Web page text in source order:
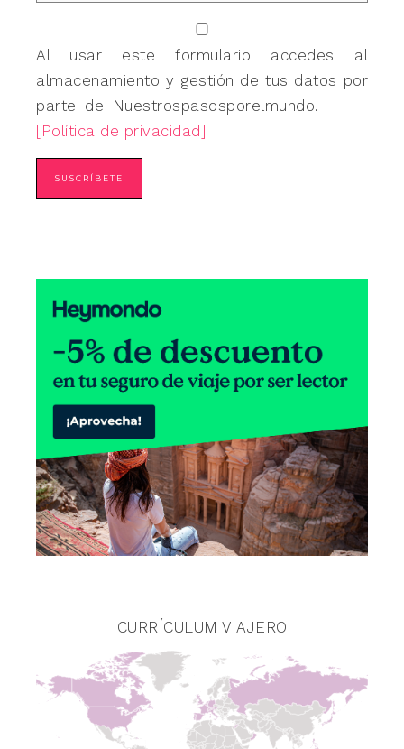
Al usar este formulario accedes al
almacenamiento y gestión de tus datos por
parte de Nuestrospasosporelmundo.
[Política de privacidad]
CURRÍCULUM VIAJERO